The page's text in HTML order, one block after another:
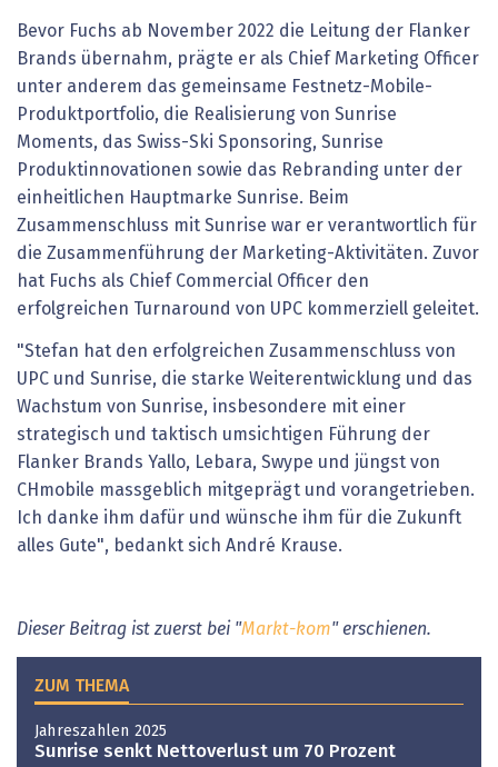
Bevor Fuchs ab November 2022 die Leitung der Flanker
Brands übernahm, prägte er als Chief Marketing Officer
unter anderem das gemeinsame Festnetz-Mobile-
Produktportfolio, die Realisierung von Sunrise
Moments, das Swiss-Ski Sponsoring, Sunrise
Produktinnovationen sowie das Rebranding unter der
einheitlichen Hauptmarke Sunrise. Beim
Zusammenschluss mit Sunrise war er verantwortlich für
die Zusammenführung der Marketing-Aktivitäten. Zuvor
hat Fuchs als Chief Commercial Officer den
erfolgreichen Turnaround von UPC kommerziell geleitet.
"Stefan hat den erfolgreichen Zusammenschluss von
UPC und Sunrise, die starke Weiterentwicklung und das
Wachstum von Sunrise, insbesondere mit einer
strategisch und taktisch umsichtigen Führung der
Flanker Brands Yallo, Lebara, Swype und jüngst von
CHmobile massgeblich mitgeprägt und vorangetrieben.
Ich danke ihm dafür und wünsche ihm für die Zukunft
alles Gute", bedankt sich André Krause.
Dieser Beitrag ist zuerst bei "Markt-kom" erschienen.
ZUM THEMA
Jahreszahlen 2025
Sunrise senkt Nettoverlust um 70 Prozent